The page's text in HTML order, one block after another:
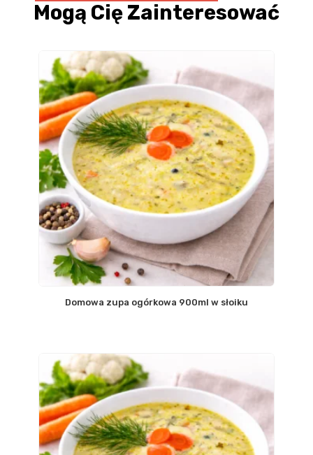
Mogą Cię Zainteresować
Domowa zupa ogórkowa 900ml w słoiku